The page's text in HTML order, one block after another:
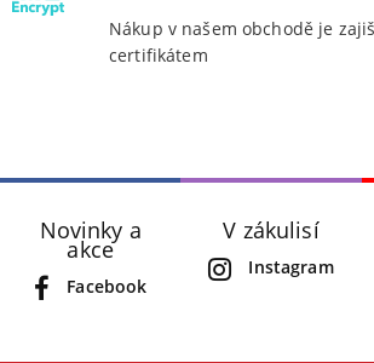
Nákup v našem obchodě je
certifikátem
Novinky a
akce
Facebook
V zákulisí
Instagram